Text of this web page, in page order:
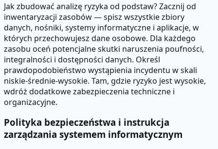
Jak zbudować analizę ryzyka od podstaw? Zacznij od
inwentaryzacji zasobów — spisz wszystkie zbiory
danych, nośniki, systemy informatyczne i aplikacje, w
których przechowujesz dane osobowe. Dla każdego
zasobu oceń potencjalne skutki naruszenia poufności,
integralności i dostępności danych. Określ
prawdopodobieństwo wystąpienia incydentu w skali
niskie-średnie-wysokie. Tam, gdzie ryzyko jest wysokie,
wdróż dodatkowe zabezpieczenia techniczne i
organizacyjne.
Polityka bezpieczeństwa i instrukcja
zarządzania systemem informatycznym